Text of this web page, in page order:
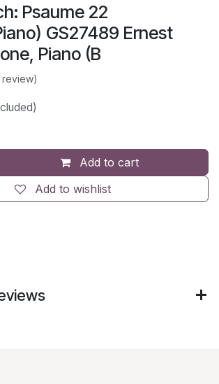
Psaume 22
GS27489 Ernest
Piano (B
review)
Add to cart
Add to wishlist